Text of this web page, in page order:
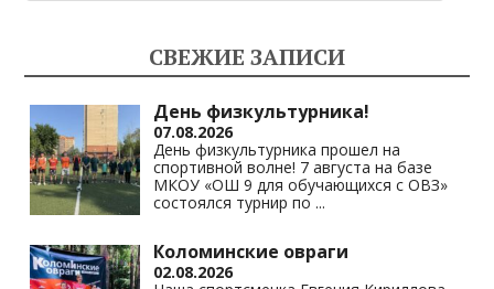
СВЕЖИЕ ЗАПИСИ
День физкультурника!
07.08.2026
День физкультурника прошел на
спортивной волне! 7 августа на базе
МКОУ «ОШ 9 для обучающихся с ОВЗ»
состоялся турнир по ...
Коломинские овраги
02.08.2026